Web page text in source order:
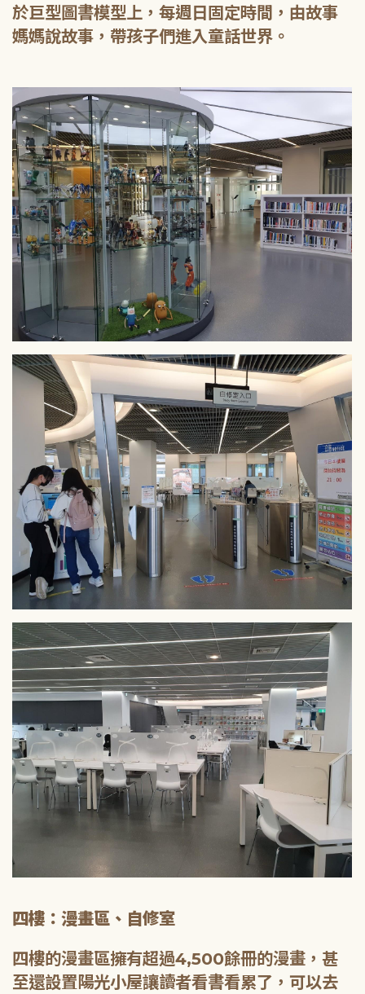
於巨型圖書模型上，每週日固定時間，由故事
媽媽說故事，帶孩子們進入童話世界。
四樓：漫畫區、自修室
四樓的漫畫區擁有超過4,500餘冊的漫畫，甚
至還設置陽光小屋讓讀者看書看累了，可以去